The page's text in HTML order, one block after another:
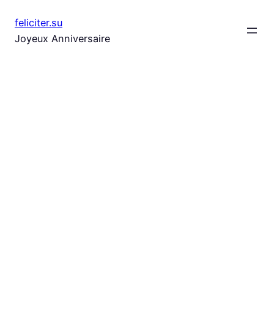
au
contenu
feliciter.su
Joyeux Anniversaire